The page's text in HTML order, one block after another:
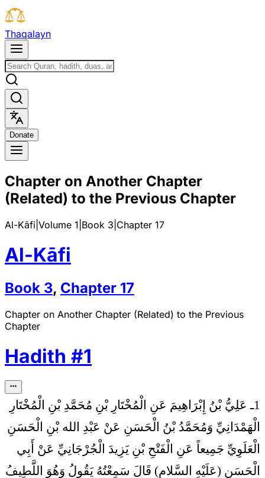
Thaqalayn
Donate
Chapter on Another Chapter
(Related) to the Previous Chapter
Al-Kāfi Volume 1 Book 3 Chapter 17
Al-Kāfi
Book 3, Chapter 17
Chapter on Another Chapter (Related) to the Previous
Chapter
Hadith #1
1ـ عَلِيُّ بْنُ إِبْرَاهِيمَ عَنِ الْمُخْتَارِ بْنِ مُحَمَّدِ بْنِ الْمُخْتَارِ
الْهَمْدَانِيِّ وَمُحَمَّدُ بْنُ الْحَسَنِ عَنْ عَبْدِ الله بْنِ الْحَسَنِ
الْعَلَوِيِّ جَمِيعاً عَنِ الْفَتْحِ بْنِ يَزِيدَ الْجُرْجَانِيِّ عَنْ أَبِي
الْحَسَنِ (عَلَيْهِ السَّلام) قَالَ سَمِعْتُهُ يَقُولُ وَهُوَ اللَّطِيفُ